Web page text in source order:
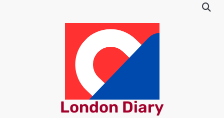
London Diary